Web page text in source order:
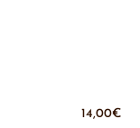
14,00€